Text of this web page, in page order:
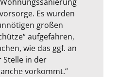
Es wurden
großen
aufgefahren,
wie das ggf. an
Stelle in der
vorkommt.“
merkt man ihr
an. Alles in
gut beraten und
wurde an die
aktuell angepasst
Ausgestattet mit
Feuchtmessung
geschultem Auge
H.
Der freundliche
ein persönliches
der Besichtigung
Paket zum
Preis ab! Vielen